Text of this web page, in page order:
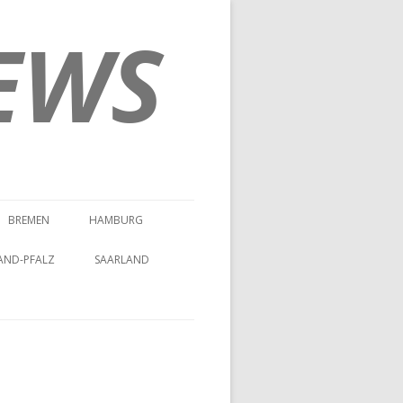
BREMEN HAMBURG
PFALZ SAARLAND